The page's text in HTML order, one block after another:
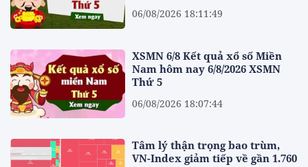
06/08/2026 18:11:49
XSMN 6/8 Kết quả xổ số Miền
Nam hôm nay 6/8/2026 XSMN
Thứ 5
06/08/2026 18:07:44
Tâm lý thận trọng bao trùm,
VN-Index giảm tiếp về gần 1.760